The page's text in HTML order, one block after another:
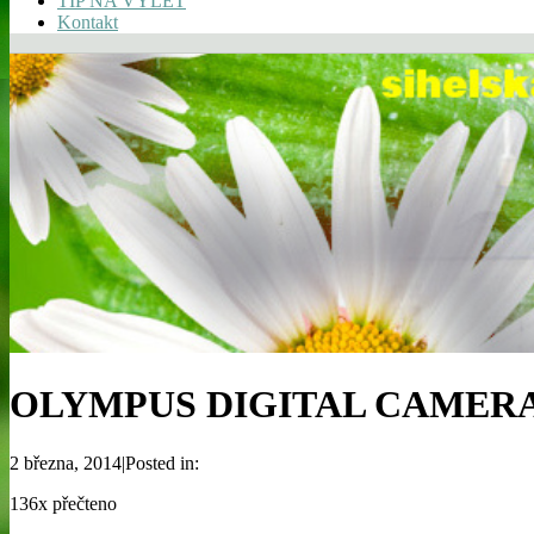
Kontakt
OLYMPUS DIGITAL
2 března, 2014|Posted in:
136x přečteno